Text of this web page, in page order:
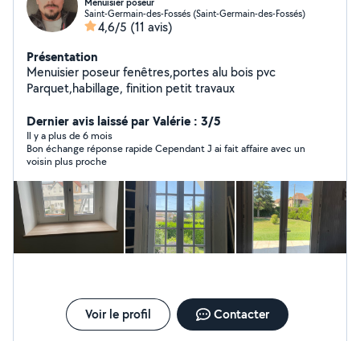
Saint-Germain-des-Fossés (Saint-Germain-des-Fossés)
4,6/5 (11 avis)
Présentation
Menuisier poseur fenêtres,portes alu bois pvc
Parquet,habillage, finition petit travaux
Dernier avis laissé par Valérie : 3/5
Il y a plus de 6 mois
Bon échange réponse rapide Cependant J ai fait affaire avec un
voisin plus proche
Voir le profil Contacter